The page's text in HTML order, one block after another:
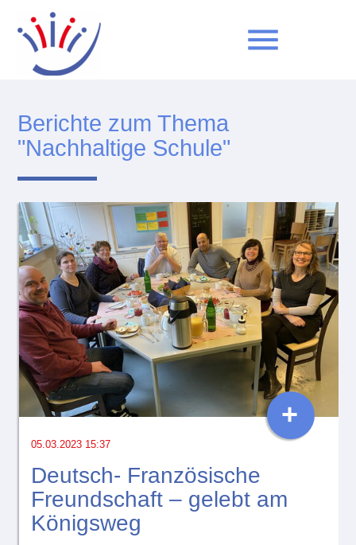
menu
Suchbegriffe
Berichte zum Thema
"Nachhaltige Schule"
05.03.2023 15:37
Deutsch- Französische
Freundschaft – gelebt am
Königsweg
+